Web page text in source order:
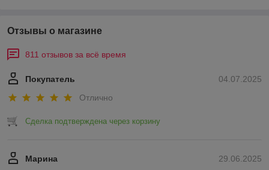
Отзывы о магазине
811 отзывов за всё время
04.07.2025
Покупатель
Отлично
Сделка подтверждена через корзину
29.06.2025
Марина